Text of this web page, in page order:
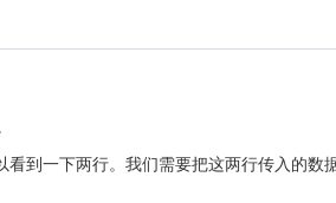
到一下两行。我们需要把这两行传入的数